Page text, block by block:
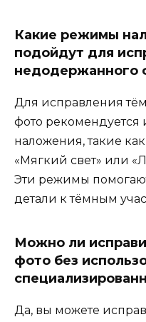
Какие режимы
подойдут для
недодержанного
Для исправления
фото рекомендуется
наложения, такие
«Мягкий свет» или
Эти режимы
детали к тёмным
Можно ли
фото без
Да, вы можете